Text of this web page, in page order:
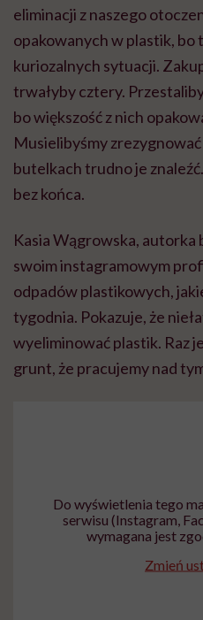
eliminacji z naszego
opakowanych w plastik, bo
kuriozalnych sytuacji.
trwałyby cztery.
bo większość z nich
Musielibyśmy
butelkach trudno je
bez końca.
Kasia Wągrowska, autorka
swoim instagramowym
odpadów plastikowych,
tygodnia. Pokazuje, że
wyeliminować plastik. Raz
grunt, że pracujemy nad
Do wyświetlenia tego
serwisu (Instagram,
wymagana jest
Zmień